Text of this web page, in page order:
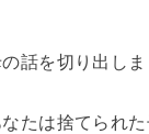
話を切り出しま
たは捨てられ